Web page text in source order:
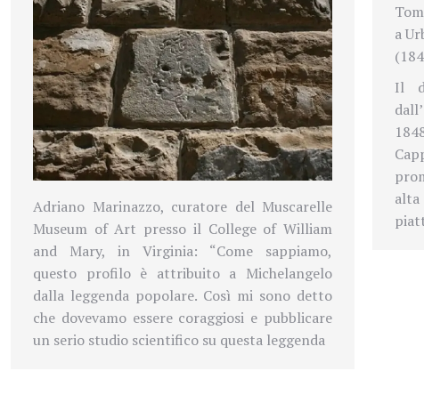
a
Il
alta
Adriano Marinazzo, curatore del Muscarelle
Museum of Art presso il College of William
and Mary, in Virginia: “Come sappiamo,
questo profilo è attribuito a Michelangelo
dalla leggenda popolare. Così mi sono detto
che dovevamo essere coraggiosi e pubblicare
un serio studio scientifico su questa leggenda